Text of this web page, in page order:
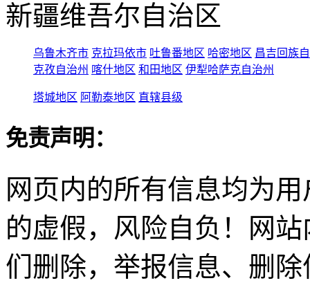
新疆维吾尔自治区
乌鲁木齐市 克拉玛依市 吐鲁番地区 哈密地区 昌吉回族
克孜自治州 喀什地区 和田地区 伊犁哈萨克自治州
塔城地区 阿勒泰地区 直辖县级
免责声明：
网页内的所有信息均为
的虚假，风险自负！网
们删除，举报信息、删